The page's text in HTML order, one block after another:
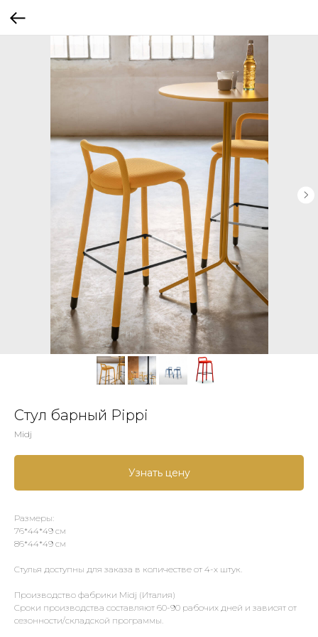
Стул барный Pippi
Midj
Узнать цену
Размеры:
76*44*49 см
86*44*49 см
Стулья доступны для заказа в количестве от 4-х штук.
Производство фабрики Midj (Италия)
Сроки производства составляют 60-90 рабочих дней и зависят от
сезонности/складской программы.